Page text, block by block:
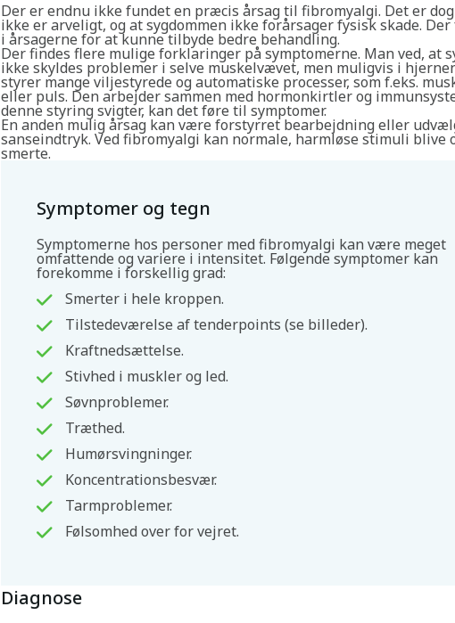
Der er endnu ikke fundet en præcis årsag til fibromyalgi. Det er
ikke er arveligt, og at sygdommen ikke forårsager fysisk skade.
i årsagerne for at kunne tilbyde bedre behandling.
Der findes flere mulige forklaringer på symptomerne. Man ved, at
ikke skyldes problemer i selve muskelvævet, men muligvis i
styrer mange viljestyrede og automatiske processer, som f.eks.
eller puls. Den arbejder sammen med hormonkirtler og
denne styring svigter, kan det føre til symptomer.
En anden mulig årsag kan være forstyrret bearbejdning eller
sanseindtryk. Ved fibromyalgi kan normale, harmløse stimuli blive
smerte.
Symptomer og tegn
Symptomerne hos personer med fibromyalgi kan være meget
omfattende og variere i intensitet. Følgende symptomer kan
forekomme i forskellig grad:
Smerter i hele kroppen.
Tilstedeværelse af tenderpoints (se billeder).
Kraftnedsættelse.
Stivhed i muskler og led.
Søvnproblemer.
Træthed.
Humørsvingninger.
Koncentrationsbesvær.
Tarmproblemer.
Følsomhed over for vejret.
Diagnose